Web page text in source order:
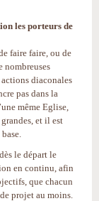
les porteurs de
faire faire, ou de
nombreuses
actions diaconales
pas dans la
même Eglise,
et il est
le départ le
en continu, afin
que chacun
projet au moins.